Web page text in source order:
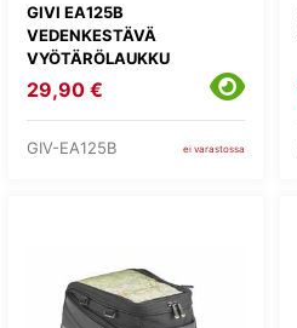
GIVI EA125B
VEDENKESTÄVÄ
VYÖTÄRÖLAUKKU
29,90 €
GIV-EA125B ei varastossa